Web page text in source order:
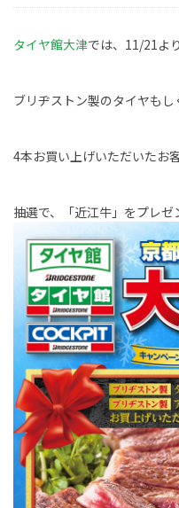
タイヤ館大津では、11/21よ
ブリヂストン製のタイヤも
4本お買い上げいただいたお
抽選で、「近江牛」をプレゼ